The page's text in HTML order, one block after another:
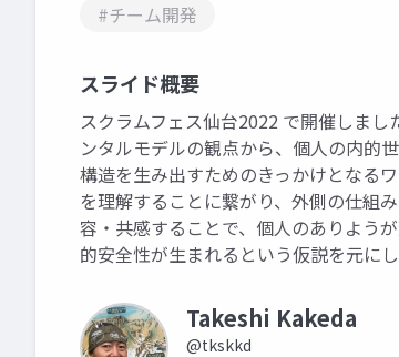
#チーム開発
スライド概要
スクラムフェス仙台2022 で開催しま
ンタルモデルの観点から、個人の内的
構造を生み出すためのきっかけとなる
を理解することに繋がり、外側の仕組
容・共感することで、個人のありよう
的安全性が生まれるという仮説を元にし
Takeshi Kakeda
@tkskkd